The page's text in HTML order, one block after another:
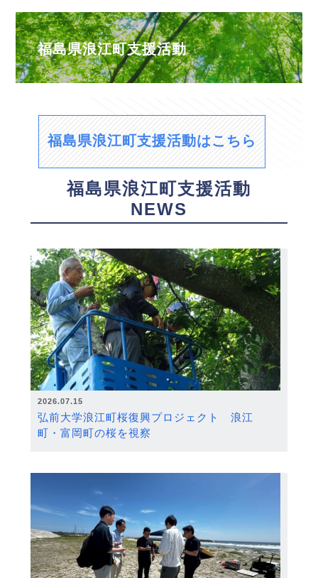
福島県浪江町支援活動
福島県浪江町支援活動はこちら
福島県浪江町支援活動
NEWS
2026.07.15
弘前大学浪江町桜復興プロジェクト 浪江
町・富岡町の桜を視察